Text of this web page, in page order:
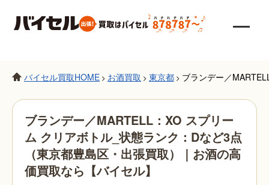
バイセル買取HOME > お酒買取 > 東京都 > ブランデー／
ブランデー／MARTELL：XO スプリー
ム クリアボトル_状態ランク：Dなど3点
（東京都豊島区・出張買取）｜お酒の高
価買取なら【バイセル】